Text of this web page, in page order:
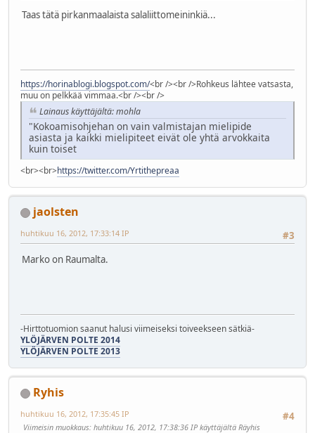
Taas tätä pirkanmaalaista salaliittomeininkiä...
https://horinablogi.blogspot.com/<br /><br />Rohkeus lähtee vatsasta,
muu on pelkkää vimmaa.<br /><br />
Lainaus käyttäjältä: mohla
"Kokoamisohjehan on vain valmistajan mielipide
asiasta ja kaikki mielipiteet eivät ole yhtä arvokkaita
kuin toiset
<br><br>https://twitter.com/Yrtithepreaa
jaolsten
#3
huhtikuu 16, 2012, 17:33:14 IP
Marko on Raumalta.
-Hirttotuomion saanut halusi viimeiseksi toiveekseen sätkiä-
YLÖJÄRVEN POLTE 2014
YLÖJÄRVEN POLTE 2013
Ryhis
#4
huhtikuu 16, 2012, 17:35:45 IP
Viimeisin muokkaus: huhtikuu 16, 2012, 17:38:36 IP käyttäjältä Räyhis